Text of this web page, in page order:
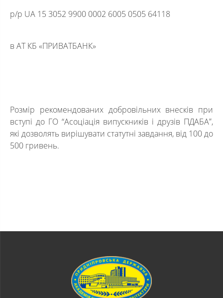
р/р UA 15 3052 9900 0002 6005 0505 64118
в АТ КБ «ПРИВАТБАНК»
Розмір рекомендованих добровільних внесків при
вступі до ГО “Асоціація випускників і друзів ПДАБА”,
які дозволять вирішувати статутні завдання, від 100 до
500 гривень.